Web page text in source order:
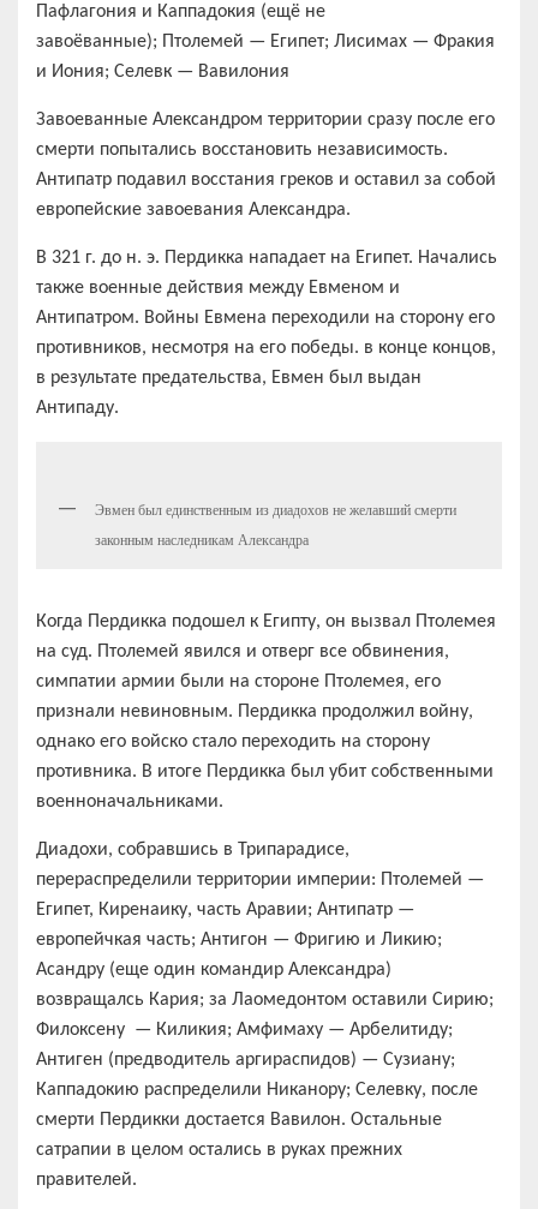
Пафлагония и Каппадокия (ещё не
завоёванные); Птолемей — Египет; Лисимах — Фракия
и Иония; Селевк — Вавилония
Завоеванные Александром территории сразу после его
смерти попытались восстановить независимость.
Антипатр подавил восстания греков и оставил за собой
европейские завоевания Александра.
В 321 г. до н. э. Пердикка нападает на Египет. Начались
также военные действия между Евменом и
Антипатром. Войны Евмена переходили на сторону его
противников, несмотря на его победы. в конце концов,
в результате предательства, Евмен был выдан
Антипаду.
Эвмен был единственным из диадохов не желавший смерти
законным наследникам Александра
Когда Пердикка подошел к Египту, он вызвал Птолемея
на суд. Птолемей явился и отверг все обвинения,
симпатии армии были на стороне Птолемея, его
признали невиновным. Пердикка продолжил войну,
однако его войско стало переходить на сторону
противника. В итоге Пердикка был убит собственными
военноначальниками.
Диадохи, собравшись в Трипарадисе,
перераспределили территории империи: Птолемей —
Египет, Киренаику, часть Аравии; Антипатр —
европейчкая часть; Антигон — Фригию и Ликию;
Асандру (еще один командир Александра)
возвращалсь Кария; за Лаомедонтом оставили Сирию;
Филоксену — Киликия; Амфимаху — Арбелитиду;
Антиген (предводитель аргираспидов) — Сузиану;
Каппадокию распределили Никанору; Селевку, после
смерти Пердикки достается Вавилон. Остальные
сатрапии в целом остались в руках прежних
правителей.